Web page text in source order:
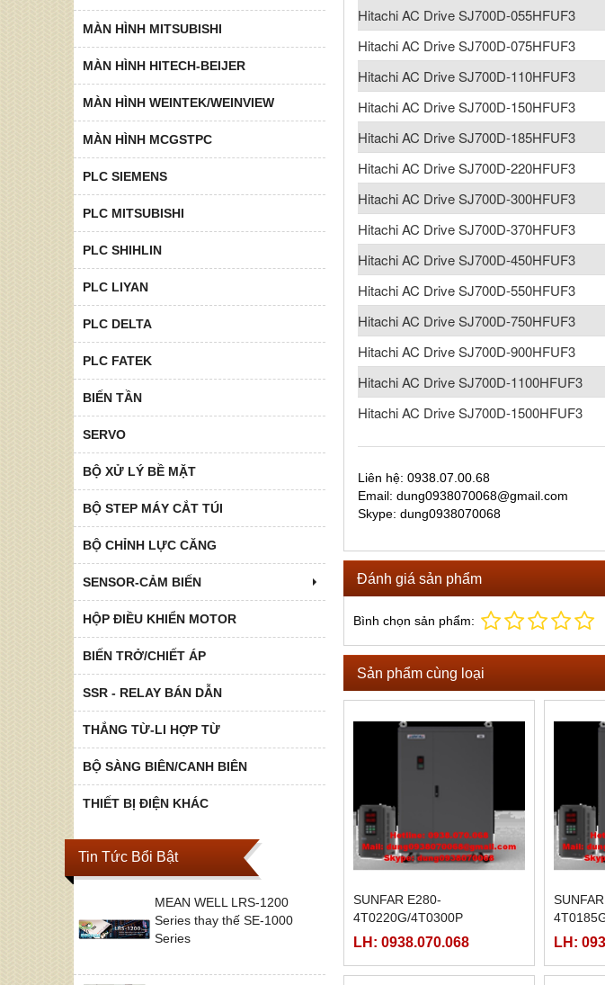
MÀN HÌNH MITSUBISHI
MÀN HÌNH HITECH-BEIJER
MÀN HÌNH WEINTEK/WEINVIEW
MÀN HÌNH MCGSTPC
PLC SIEMENS
PLC MITSUBISHI
PLC SHIHLIN
PLC LIYAN
PLC DELTA
PLC FATEK
BIẾN TẦN
SERVO
BỘ XỬ LÝ BỀ MẶT
BỘ STEP MÁY CẮT TÚI
BỘ CHỈNH LỰC CĂNG
SENSOR-CẢM BIẾN
HỘP ĐIỀU KHIỂN MOTOR
BIẾN TRỞ/CHIẾT ÁP
SSR - RELAY BÁN DẪN
THẮNG TỪ-LI HỢP TỪ
BỘ SÀNG BIÊN/CANH BIÊN
THIẾT BỊ ĐIỆN KHÁC
Tin Tức Bổi Bật
MEAN WELL LRS-1200
Series thay thế SE-1000
Series
Hitachi AC Drive SJ700D-055HFUF3
Hitachi AC Drive SJ700D-075HFUF3
Hitachi AC Drive SJ700D-110HFUF3
Hitachi AC Drive SJ700D-150HFUF3
Hitachi AC Drive SJ700D-185HFUF3
Hitachi AC Drive SJ700D-220HFUF3
Hitachi AC Drive SJ700D-300HFUF3
Hitachi AC Drive SJ700D-370HFUF3
Hitachi AC Drive SJ700D-450HFUF3
Hitachi AC Drive SJ700D-550HFUF3
Hitachi AC Drive SJ700D-750HFUF3
Hitachi AC Drive SJ700D-900HFUF3
Hitachi AC Drive SJ700D-1100HFUF3
Hitachi AC Drive SJ700D-1500HFUF3
Liên hệ: 0938.07.00.68
Email: dung0938070068@gmail.com
Skype: dung0938070068
Đánh giá sản phẩm
Bình chọn sản phẩm:
Sản phẩm cùng loại
SUNFAR E280-
4T0220G/4T0300P
LH: 0938.070.068 LH: